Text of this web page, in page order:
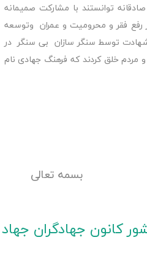
توانستند با مشارکت صمیمانه
رفع فقر و محرومیت و عمران وتوسعه
توسط سنگر سازان بی سنگر در
مردم خلق کردند که فرهنگ جهادی نام
بسمه تعالی
کانون جهادگران